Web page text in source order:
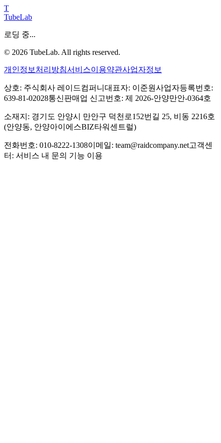
T
TubeLab
로딩 중...
© 2026 TubeLab. All rights reserved.
개인정보처리방침서비스이용약관사업자정보
상호: 주식회사 레이드컴퍼니 대표자: 이준원사업자등록번호:
639-81-02028통신판매업 신고번호: 제 2026-안양만안-0364호
소재지: 경기도 안양시 만안구 덕천로152번길 25, 비동 2216호
(안양동, 안양아이에스BIZ타워센트럴)
전화번호: 010-8222-1308이메일: team@raidcompany.net고객센
터: 서비스 내 문의 기능 이용